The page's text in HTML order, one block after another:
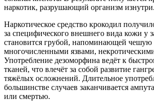
наркотик, разрушающий организм изнутри.
Наркотическое средство крокодил
за специфического внешнего вида кожи
становится грубой, напоминающей чешую
многочисленными язвами,
Употребление дезоморфина ведёт к
тканей, что влечёт за собой развитие
тяжёлых осложнений. Длительное
большинстве случаев заканчивается
или смертью.